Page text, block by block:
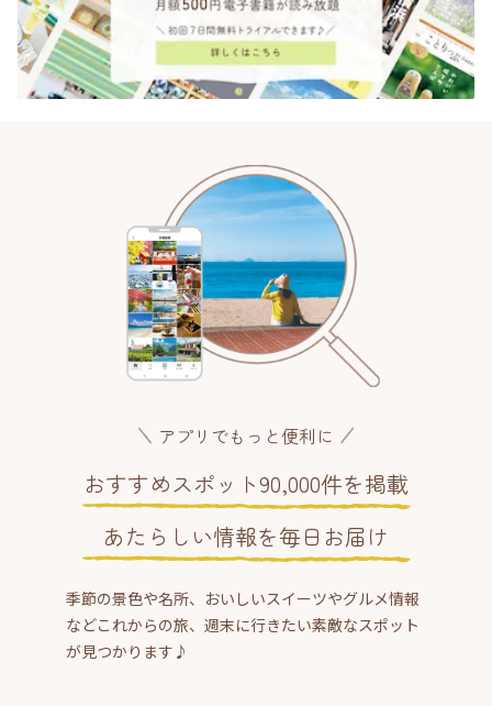
アプリでもっと便利に
おすすめスポット90,000件を掲載
あたらしい情報を毎日お届け
季節の景色や名所、おいしいスイーツやグルメ情報
などこれからの旅、週末に行きたい素敵なスポット
が見つかります♪